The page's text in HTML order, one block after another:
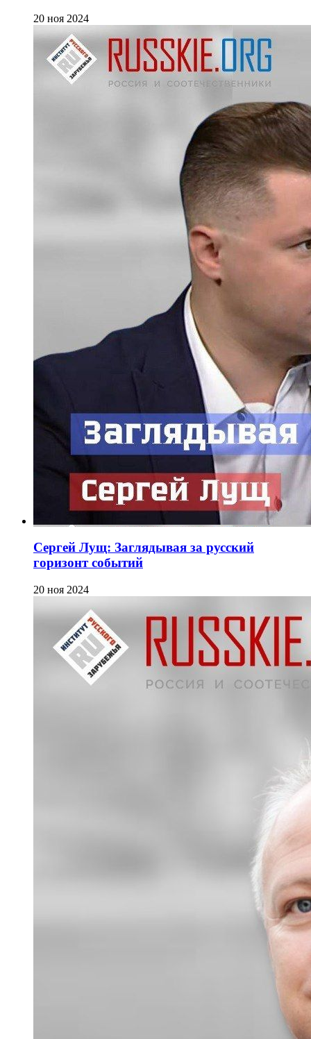
20 ноя 2024
Сергей Лущ: Заглядывая за русский
горизонт событий
20 ноя 2024